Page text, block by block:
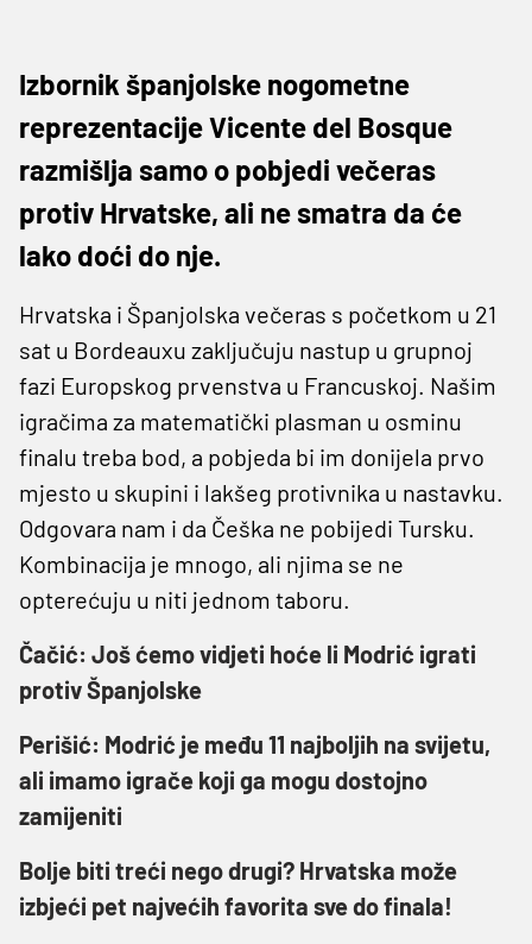
Izbornik španjolske nogometne
reprezentacije Vicente del Bosque
razmišlja samo o pobjedi večeras
protiv Hrvatske, ali ne smatra da će
lako doći do nje.
Hrvatska i Španjolska večeras s početkom u 21
sat u Bordeauxu zaključuju nastup u grupnoj
fazi Europskog prvenstva u Francuskoj. Našim
igračima za matematički plasman u osminu
finalu treba bod, a pobjeda bi im donijela prvo
mjesto u skupini i lakšeg protivnika u nastavku.
Odgovara nam i da Češka ne pobijedi Tursku.
Kombinacija je mnogo, ali njima se ne
opterećuju u niti jednom taboru.
Čačić: Još ćemo vidjeti hoće li Modrić igrati
protiv Španjolske
Perišić: Modrić je među 11 najboljih na svijetu,
ali imamo igrače koji ga mogu dostojno
zamijeniti
Bolje biti treći nego drugi? Hrvatska može
izbjeći pet najvećih favorita sve do finala!